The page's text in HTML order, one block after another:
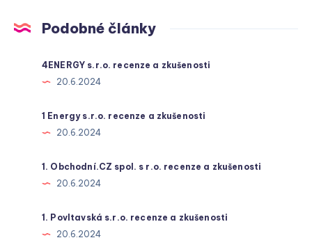
Podobné články
4ENERGY s.r.o. recenze a zkušenosti
20.6.2024
1 Energy s.r.o. recenze a zkušenosti
20.6.2024
1. Obchodní.CZ spol. s r.o. recenze a zkušenosti
20.6.2024
1. Povltavská s.r.o. recenze a zkušenosti
20.6.2024